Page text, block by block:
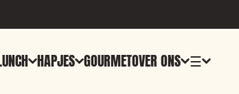
HAPJES GOURMETOVER ONS ☰